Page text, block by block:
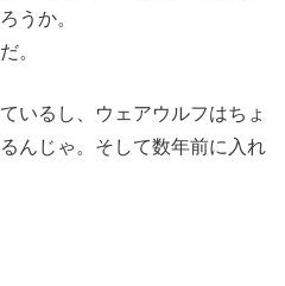
うか。
。
いるし、ウェアウルフはちょ
んじゃ。そして数年前に入れ